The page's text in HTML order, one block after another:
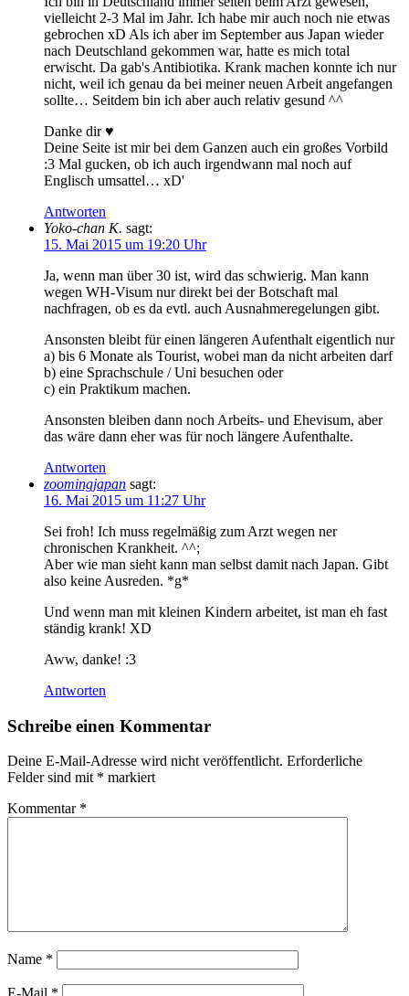
vielleicht 2-3 Mal im Jahr. Ich habe mir auch noch nie etwas
gebrochen xD Als ich aber im September aus Japan wieder
nach Deutschland gekommen war, hatte es mich total
erwischt. Da gab's Antibiotika. Krank machen konnte ich nur
nicht, weil ich genau da bei meiner neuen Arbeit angefangen
sollte… Seitdem bin ich aber auch relativ gesund ^^
Danke dir ♥
Deine Seite ist mir bei dem Ganzen auch ein großes Vorbild
:3 Mal gucken, ob ich auch irgendwann mal noch auf
Englisch umsattel… xD'
Antworten
Yoko-chan K. sagt:
15. Mai 2015 um 19:20 Uhr
Ja, wenn man über 30 ist, wird das schwierig. Man kann
wegen WH-Visum nur direkt bei der Botschaft mal
nachfragen, ob es da evtl. auch Ausnahmeregelungen gibt.
Ansonsten bleibt für einen längeren Aufenthalt eigentlich nur
a) bis 6 Monate als Tourist, wobei man da nicht arbeiten darf
b) eine Sprachschule / Uni besuchen oder
c) ein Praktikum machen.
Ansonsten bleiben dann noch Arbeits- und Ehevisum, aber
das wäre dann eher was für noch längere Aufenthalte.
Antworten
zoomingjapan sagt:
16. Mai 2015 um 11:27 Uhr
Sei froh! Ich muss regelmäßig zum Arzt wegen ner
chronischen Krankheit. ^^;
Aber wie man sieht kann man selbst damit nach Japan. Gibt
also keine Ausreden. *g*
Und wenn man mit kleinen Kindern arbeitet, ist man eh fast
ständig krank! XD
Aww, danke! :3
Antworten
Schreibe einen Kommentar
Deine E-Mail-Adresse wird nicht veröffentlicht. Erforderliche
Felder sind mit * markiert
Kommentar *
Name *